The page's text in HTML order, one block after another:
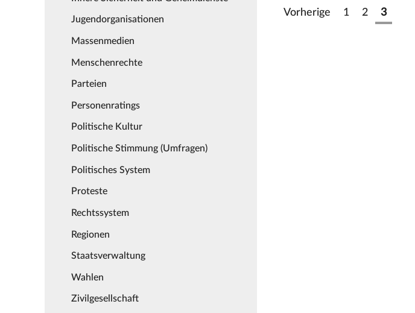
Jugendorganisationen
Massenmedien
Menschenrechte
Parteien
Personenratings
Politische Kultur
Politische Stimmung (Umfragen)
Politisches System
Proteste
Rechtssystem
Regionen
Staatsverwaltung
Wahlen
Zivilgesellschaft
Vorherige 1 2 3